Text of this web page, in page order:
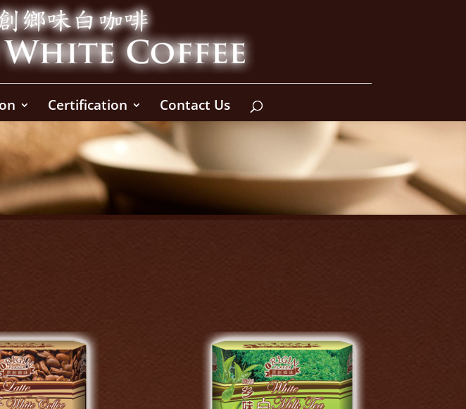
Certification Contact Us